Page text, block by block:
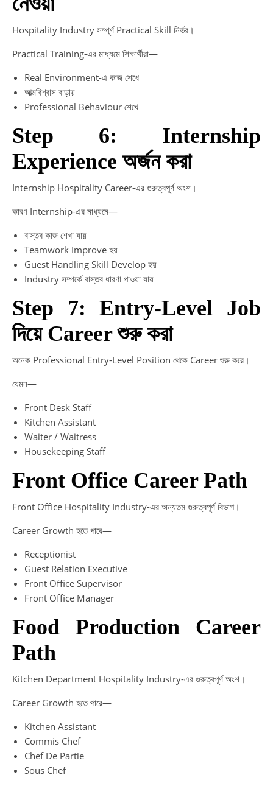
Hospitality Industry সম্পূর্ণ Practical Skill নির্ভর।
Practical Training-এর মাধ্যমে শিক্ষার্থীরা—
Real Environment-এ কাজ শেখে
আত্মবিশ্বাস বাড়ায়
Professional Behaviour শেখে
Step 6: Internship
Experience অর্জন করা
Internship Hospitality Career-এর গুরুত্বপূর্ণ অংশ।
কারণ Internship-এর মাধ্যমে—
বাস্তব কাজ শেখা যায়
Teamwork Improve হয়
Guest Handling Skill Develop হয়
Industry সম্পর্কে বাস্তব ধারণা পাওয়া যায়
Step 7: Entry-Level Job
দিয়ে Career শুরু করা
অনেক Professional Entry-Level Position থেকে Career শুরু করে।
যেমন—
Front Desk Staff
Kitchen Assistant
Waiter / Waitress
Housekeeping Staff
Front Office Career Path
Front Office Hospitality Industry-এর অন্যতম গুরুত্বপূর্ণ বিভাগ।
Career Growth হতে পারে—
Receptionist
Guest Relation Executive
Front Office Supervisor
Front Office Manager
Food Production Career
Path
Kitchen Department Hospitality Industry-এর গুরুত্বপূর্ণ অংশ।
Career Growth হতে পারে—
Kitchen Assistant
Commis Chef
Chef De Partie
Sous Chef